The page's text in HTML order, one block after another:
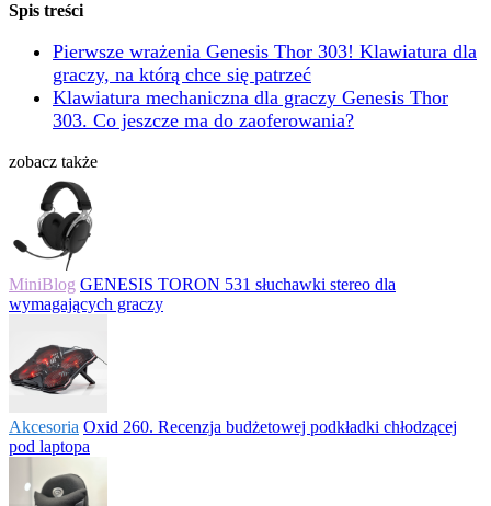
Spis treści
Pierwsze wrażenia Genesis Thor 303! Klawiatura dla
graczy, na którą chce się patrzeć
Klawiatura mechaniczna dla graczy Genesis Thor
303. Co jeszcze ma do zaoferowania?
zobacz także
MiniBlog GENESIS TORON 531 słuchawki stereo dla
wymagających graczy
Akcesoria Oxid 260. Recenzja budżetowej podkładki chłodzącej
pod laptopa